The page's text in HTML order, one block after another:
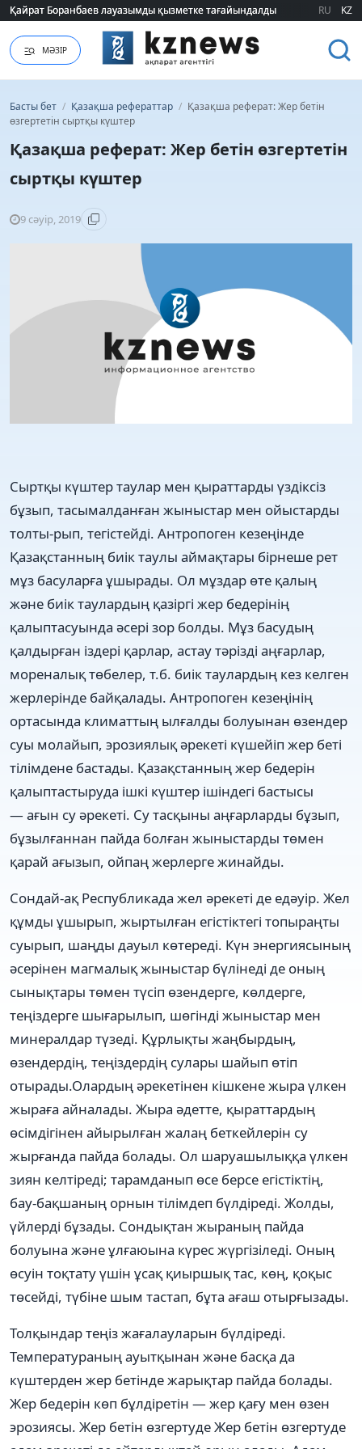
Қайрат Боранбаев лауазымды қызметке тағайындалды
Қайрат Боранбаев лауазымды қызметке тағайындалды RU KZ
МӘЗІР
Басты бет / Қазақша рефераттар / Қазақша реферат: Жер бетін
өзгертетін сыртқы күштер
Қазақша реферат: Жер бетін өзгертетін
сыртқы күштер
9 сәуір, 2019
Сыртқы күштер таулар мен қыраттарды үздіксіз
бұзып, тасымалданған жыныстар мен ойыстарды
толты-рып, тегістейді. Антропоген кезеңінде
Қазақстанның биік таулы аймақтары бірнеше рет
мұз басуларға ұшырады. Ол мұздар өте қалың
және биік таулардың қазіргі жер бедерінің
қалыптасуында әсері зор болды. Мұз басудың
қалдырған іздері қарлар, астау тәрізді аңғарлар,
мореналық төбелер, т.б. биік таулардың кез келген
жерлерінде байқалады. Антропоген кезеңінің
ортасында климаттың ылғалды болуынан өзендер
суы молайып, эрозиялық әрекеті күшейіп жер беті
тілімдене бастады. Қазақстанның жер бедерін
қалыптастыруда ішкі күштер ішіндегі бастысы
— ағын су әрекеті. Су тасқыны аңғарларды бұзып,
бұзылғаннан пайда болған жыныстарды төмен
қарай ағызып, ойпаң жерлерге жинайды.
Сондай-ақ Республикада жел әрекеті де едәуір. Жел
құмды ұшырып, жыртылған егістіктегі топыраңты
суырып, шаңды дауыл көтереді. Күн энергиясының
әсерінен магмалық жыныстар бүлінеді де оның
сынықтары төмен түсіп өзендерге, көлдерге,
теңіздерге шығарылып, шөгінді жыныстар мен
минералдар түзеді. Құрлықты жаңбырдың,
өзендердің, теңіздердің сулары шайып өтіп
отырады.Олардың әрекетінен кішкене жыра үлкен
жыраға айналады. Жыра әдетте, қыраттардың
өсімдігінен айырылған жалаң беткейлерін су
жырғанда пайда болады. Ол шаруашылыққа үлкен
зиян келтіреді; тарамданып өсе берсе егістіктің,
бау-бақшаның орнын тілімдеп бүлдіреді. Жолды,
үйлерді бұзады. Сондықтан жыраның пайда
болуына және ұлғаюына күрес жүргізіледі. Оның
өсуін тоқтату үшін ұсақ қиыршық тас, көң, қоқыс
төсейді, түбіне шым тастап, бұта ағаш отырғызады.
Толқындар теңіз жағалауларын бүлдіреді.
Температураның ауытқынан және басқа да
күштерден жер бетінде жарықтар пайда болады.
Жер бедерін көп бұлдіретін — жер қағу мен өзен
эрозиясы. Жер бетін өзгертуде Жер бетін өзгертуде